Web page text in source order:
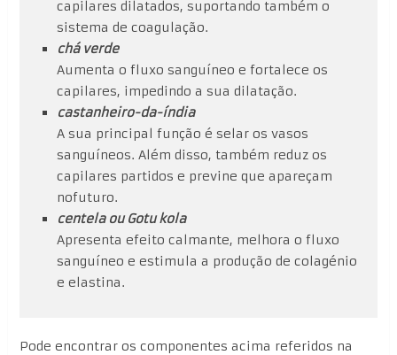
capilares dilatados, suportando também o
sistema de coagulação.
chá verde
Aumenta o fluxo sanguíneo e fortalece os
capilares, impedindo a sua dilatação.
castanheiro-da-índia
A sua principal função é selar os vasos
sanguíneos. Além disso, também reduz os
capilares partidos e previne que apareçam
nofuturo.
centela ou Gotu kola
Apresenta efeito calmante, melhora o fluxo
sanguíneo e estimula a produção de colagénio
e elastina.
Pode encontrar os componentes acima referidos na